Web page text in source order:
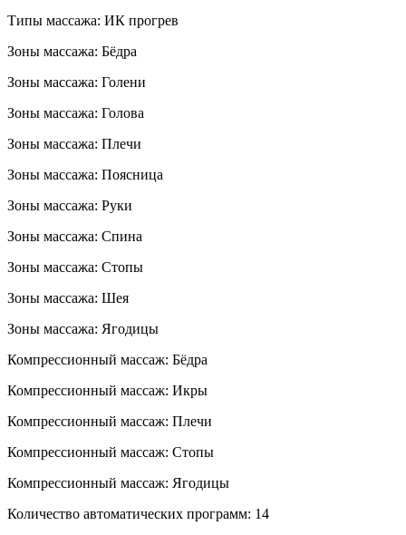
Типы массажа: ИК прогрев
Зоны массажа: Бёдра
Зоны массажа: Голени
Зоны массажа: Голова
Зоны массажа: Плечи
Зоны массажа: Поясница
Зоны массажа: Руки
Зоны массажа: Спина
Зоны массажа: Стопы
Зоны массажа: Шея
Зоны массажа: Ягодицы
Компрессионный массаж: Бёдра
Компрессионный массаж: Икры
Компрессионный массаж: Плечи
Компрессионный массаж: Стопы
Компрессионный массаж: Ягодицы
Количество автоматических программ: 14